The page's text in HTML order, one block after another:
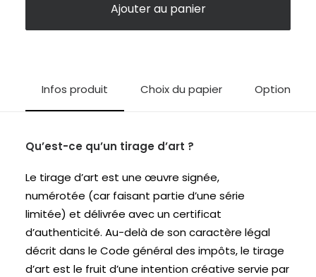
Ajouter au panier
Infos produit Choix du papier Options
Qu’est-ce qu’un tirage d’art ?
Le tirage d’art est une œuvre signée,
numérotée (car faisant partie d’une série
limitée) et délivrée avec un certificat
d’authenticité. Au-delà de son caractère légal
décrit dans le Code général des impôts, le tirage
d’art est le fruit d’une intention créative servie par